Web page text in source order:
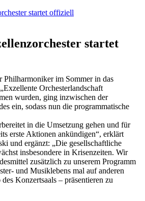
startet
Philharmoniker im Sommer in das
Orchesterlandschaft
wurden, ging inzwischen der
ein, sodass nun die programmatische
in die Umsetzung gehen und für
erste Aktionen ankündigen“, erklärt
und ergänzt: „Die gesellschaftliche
insbesondere in Krisenzeiten. Wir
zusätzlich zu unserem Programm
und Musiklebens mal auf anderen
Konzertsaals – präsentieren zu